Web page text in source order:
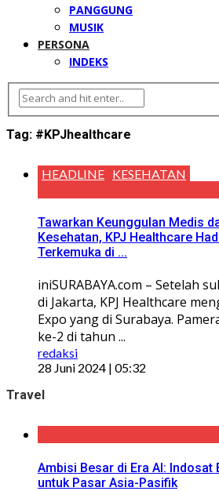
PANGGUNG
MUSIK
PERSONA
INDEKS
Tag: #KPJhealthcare
HEADLINE KESEHATAN
Tawarkan Keunggulan Medis
Kesehatan, KPJ Healthcare
Terkemuka di ...
iniSURABAYA.com – Setelah
di Jakarta, KPJ Healthcare
Expo yang di Surabaya.
ke-2 di tahun ...
redaksi
28 Juni 2024 | 05:32
Travel
Ambisi Besar di Era AI: Indosat
untuk Pasar Asia-Pasifik